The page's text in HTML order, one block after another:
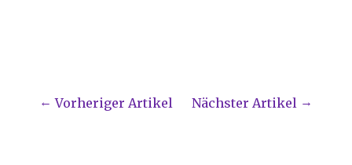
Vorheriger Artikel Nächster Artikel